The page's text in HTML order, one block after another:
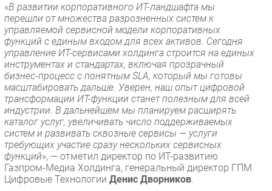
«В развитии корпоративного ИТ-ландшафта мы
перешли от множества разрозненных систем к
управляемой сервисной модели корпоративных
функций с единым входом для всех активов. Сегодня
управление ИТ-сервисами холдинга строится на единых
инструментах и стандартах, включая прозрачный
бизнес-процесс с понятным SLA, который мы готовы
масштабировать дальше. Уверен, наш опыт цифровой
трансформации ИТ-функции станет полезным для всей
индустрии. В дальнейшем мы планируем расширять
каталог услуг, увеличивать число поддерживаемых
систем и развивать сквозные сервисы — услуги
требующих участие сразу нескольких сервисных
функций», — отметил директор по ИТ-развитию
Газпром-Медиа Холдинга, генеральный директор ГПМ
Цифровые Технологии Денис Дворников